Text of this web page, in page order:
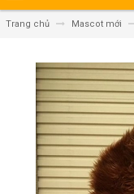
Trang chủ Mascot mới